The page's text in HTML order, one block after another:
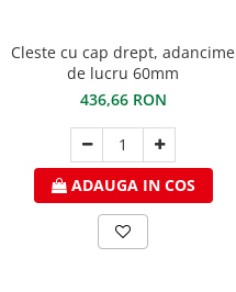
Cleste cu cap drept, adancime
de lucru 60mm
436,66 RON
ADAUGA IN COS